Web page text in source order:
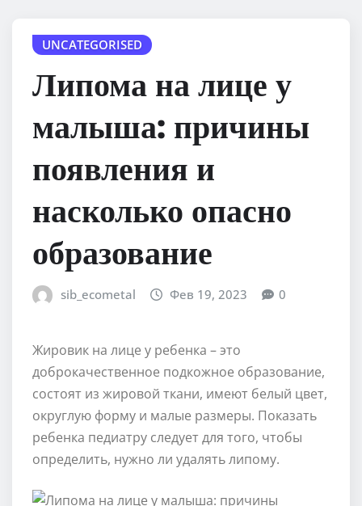
UNCATEGORISED
Липома на лице у
малыша: причины
появления и
насколько опасно
образование
sib_ecometal Фев 19, 2023 0
Жировик на лице у ребенка – это
доброкачественное подкожное образование,
состоят из жировой ткани, имеют белый цвет,
округлую форму и малые размеры. Показать
ребенка педиатру следует для того, чтобы
определить, нужно ли удалять липому.